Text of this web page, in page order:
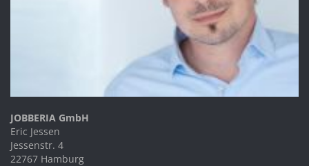
JOBBERIA GmbH
Eric Jessen
Jessenstr. 4
22767 Hamburg